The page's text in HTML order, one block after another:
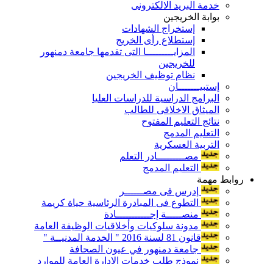
خدمة البريد الالكترونى
بوابة الخريجين
إستخراج الشهادات
إستطلاع رأى الخريج
المزايـــــــــا التى تقدمها جامعة دمنهور
للخريجين
نظام توظيف الخريجين
إستبيـــــــان
البرامج الدراسية للدراسات العليا
الميثاق الاخلاقى للطالب
نتائج التعليم المفتوح
التعليم المدمج
التربية العسكرية
مصـــــــــادر التعلم
التعليم المدمج
روابط مهمة
إدرس فى مصــــــر
التطوع فى المبادرة الرئاسية حياة كريمة
منصـــــة إجـــــــــــادة
مدونة سلوكيات وأخلاقيات الوظيفة العامة
قانون 81 لسنة 2016 " الخدمة المدنيــة "
جامعة دمنهور في عيون الصحافة
نموذج طلب خدمات الإدارة العامة للموارد